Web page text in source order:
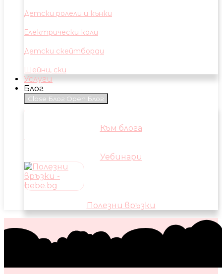
Детски ролели и кънки
Електрически коли
Детски скейтборди
Шейни, ски
Услуги
Блог
Close Блог Open Блог
Към блога
Уебинари
Полезни връзки